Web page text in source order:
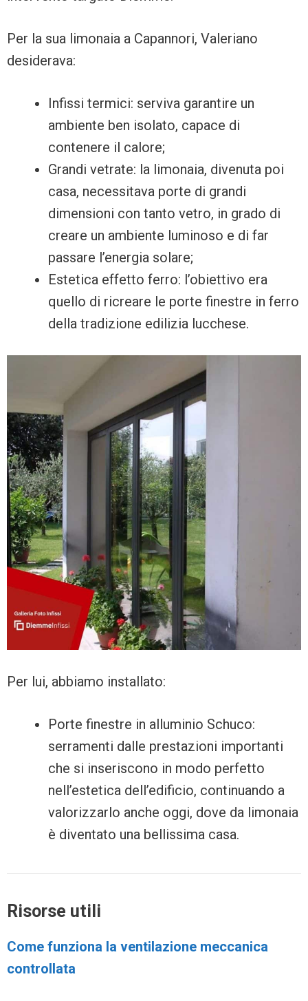
Per la sua limonaia a Capannori, Valeriano
desiderava:
Infissi termici: serviva garantire un
ambiente ben isolato, capace di
contenere il calore;
Grandi vetrate: la limonaia, divenuta poi
casa, necessitava porte di grandi
dimensioni con tanto vetro, in grado di
creare un ambiente luminoso e di far
passare l’energia solare;
Estetica effetto ferro: l’obiettivo era
quello di ricreare le porte finestre in ferro
della tradizione edilizia lucchese.
Per lui, abbiamo installato:
Porte finestre in alluminio Schuco:
serramenti dalle prestazioni importanti
che si inseriscono in modo perfetto
nell’estetica dell’edificio, continuando a
valorizzarlo anche oggi, dove da limonaia
è diventato una bellissima casa.
Risorse utili
Come funziona la ventilazione meccanica
controllata